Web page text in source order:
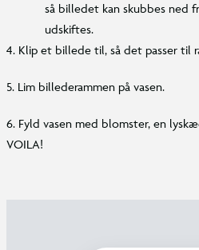
så billedet kan skubbes ned
udskiftes.
4. Klip et billede til, så det passer til
5. Lim billederammen på vasen.
6. Fyld vasen med blomster, en
VOILA!